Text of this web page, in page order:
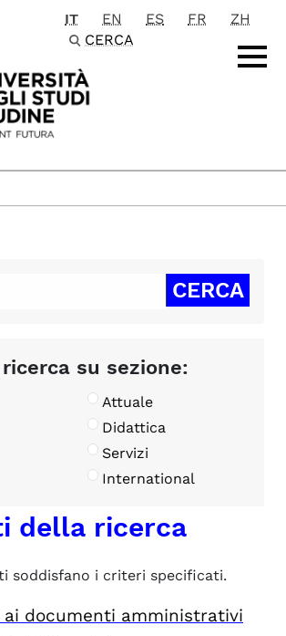
contenuto principale
IT EN ES FR
ZH
CERCA
su sezione:
Attuale
Didattica
Servizi
International
della ricerca
soddisfano i criteri specificati.
ai documenti amministrativi